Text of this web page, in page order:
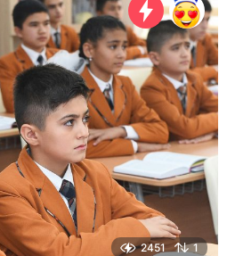
2451 1